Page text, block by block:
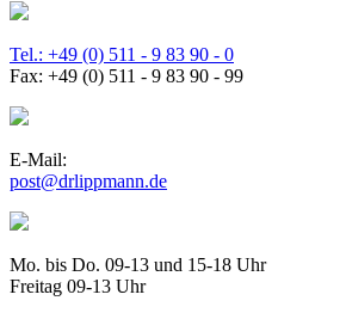
Tel.: +49 (0) 511 - 9 83 90 - 0
Fax: +49 (0) 511 - 9 83 90 - 99
E-Mail:
post@drlippmann.de
Mo. bis Do. 09-13 und 15-18 Uhr
Freitag 09-13 Uhr